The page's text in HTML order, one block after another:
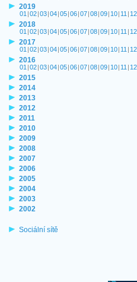
2019
01 |02|03|04|05|06|07|08|09| 10| 11 | 12
2018
01 |02|03|04|05|06|07|08|09| 10| 11 | 12
2017
01 |02|03|04|05|06|07|08|09| 10| 11 | 12
2016
01 |02|03|04|05|06|07|08|09| 10| 11 | 12
2015
2014
2013
2012
2011
2010
2009
2008
2007
2006
2005
2004
2003
2002
Sociální sítě